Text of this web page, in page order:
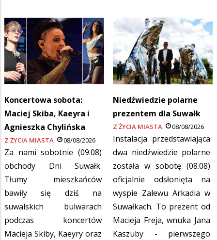
Koncertowa sobota:
Maciej Skiba, Kaeyra i
Agnieszka Chylińska
Z ŻYCIA MIASTA 08/08/2026
Za nami sobotnie (09.08)
obchody Dni Suwałk.
Tłumy mieszkańców
bawiły się dziś na
suwalskich bulwarach
podczas koncertów
Macieja Skiby, Kaeyry oraz
Niedźwiedzie polarne
prezentem dla Suwałk
Z ŻYCIA MIASTA 08/08/2026
Instalacja przedstawiająca
dwa niedźwiedzie polarne
została w sobotę (08.08)
oficjalnie odsłonięta na
wyspie Zalewu Arkadia w
Suwałkach. To prezent od
Macieja Freja, wnuka Jana
Kaszuby - pierwszego